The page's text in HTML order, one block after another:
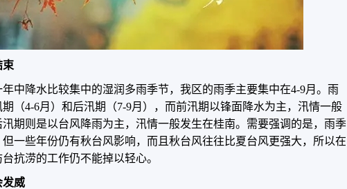
束
年中降水比较集中的湿润多雨季节，我区的雨季主要集中在4-9月。雨
（4-6月）和后汛期（7-9月），而前汛期以锋面降水为主，汛情一般
期则是以台风降雨为主，汛情一般发生在桂南。需要强调的是，雨季
但一些年份仍有秋台风影响，而且秋台风往往比夏台风更强大，所以在
抗涝的工作仍不能掉以轻心。
发威